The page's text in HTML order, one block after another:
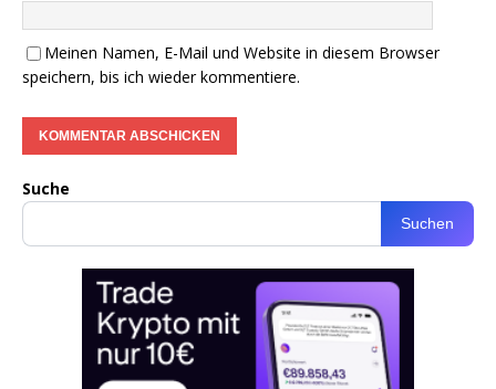
Meinen Namen, E-Mail und Website in diesem Browser
speichern, bis ich wieder kommentiere.
Suche
Suchen